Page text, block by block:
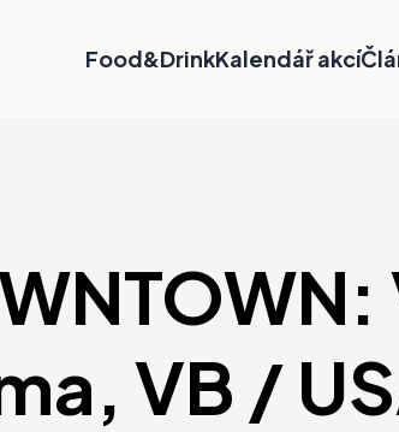
Food&DrinkKalendář akcí
VB /